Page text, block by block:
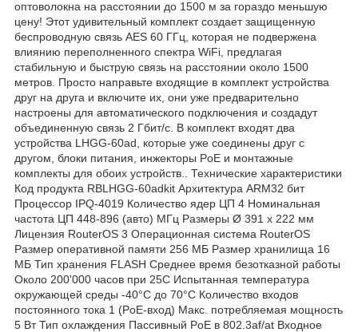
оптоволокна на расстоянии до 1500 м за гораздо меньшую
цену! Этот удивительный комплект создает защищенную
беспроводную связь AES 60 ГГц, которая не подвержена
влиянию переполненного спектра WiFi, предлагая
стабильную и быструю связь на расстоянии около 1500
метров. Просто направьте входящие в комплект устройства
друг на друга и включите их, они уже предварительно
настроены для автоматического подключения и создадут
объединенную связь 2 Гбит/с. В комплект входят два
устройства LHGG-60ad, которые уже соединены друг с
другом, блоки питания, инжекторы PoE и монтажные
комплекты для обоих устройств.. Технические характеристики
Код продукта RBLHGG-60adkit Архитектура ARM32 бит
Процессор IPQ-4019 Количество ядер ЦП 4 Номинальная
частота ЦП 448-896 (авто) МГц Размеры Ø 391 x 222 мм
Лицензия RouterOS 3 Операционная система RouterOS
Размер оперативной памяти 256 МБ Размер хранилища 16
МБ Тип хранения FLASH Среднее время безотказной работы
Около 200'000 часов при 25C Испытанная температура
окружающей среды -40°С до 70°С Количество входов
постоянного тока 1 (PoE-вход) Макс. потребляемая мощность
5 Вт Тип охлаждения Пассивный PoE в 802.3af/at Входное